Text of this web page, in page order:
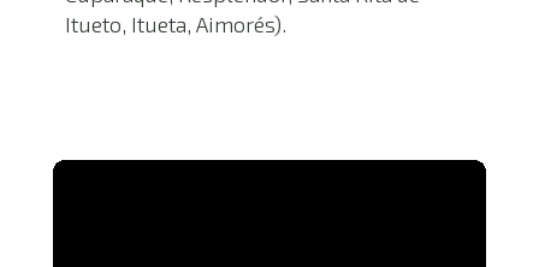
Itueto, Itueta, Aimorés).